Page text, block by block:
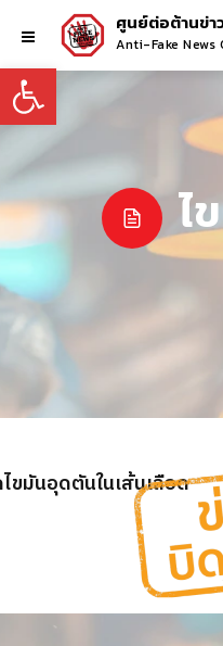
Open toolbar
ศูนย์ต่อต้านข่า
Anti-Fake News
ไ
ขมันอุดตันในเส้นเลือด